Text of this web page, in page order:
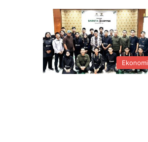
Ekonomi